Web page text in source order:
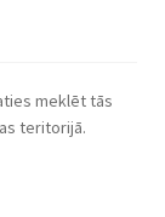
meklēt tās
teritorijā.